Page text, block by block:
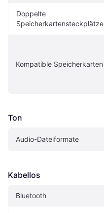
Doppelte
Speicherkartensteckplätze
Kompatible Speicherkarten
Ton
Audio-Dateiformate
Kabellos
Bluetooth